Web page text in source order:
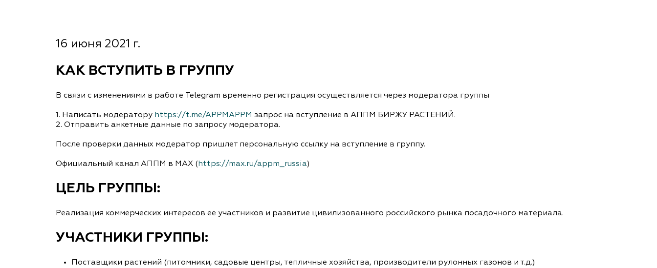
16 июня 2021 г.
КАК ВСТУПИТЬ В ГРУППУ
В связи с изменениями в работе Telegram временно регистрация осуществляется через модератора группы
1. Написать модератору https://t.me/APPMAPPM запрос на вступление в АППМ БИРЖУ РАСТЕНИЙ.
2. Отправить анкетные данные по запросу модератора.
После проверки данных модератор пришлет персональную ссылку на вступление в группу.
Официальный канал АППМ в MAX (https://max.ru/appm_russia)
ЦЕЛЬ ГРУППЫ:
Реализация коммерческих интересов ее участников и развитие цивилизованного российского рынка посадочного материала.
УЧАСТНИКИ ГРУППЫ:
Поставщики растений (питомники, садовые центры, тепличные хозяйства, производители рулонных газонов и т.д.)